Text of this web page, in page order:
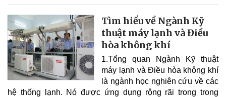
Tìm hiểu về Ngành Kỹ
thuật máy lạnh và Điều
hòa không khí
1.Tổng quan Ngành Kỹ thuật
máy lạnh và Điều hòa không khí
là ngành học nghiên cứu về các
hệ thống lạnh. Nó được ứng dụng rộng rãi trong trong